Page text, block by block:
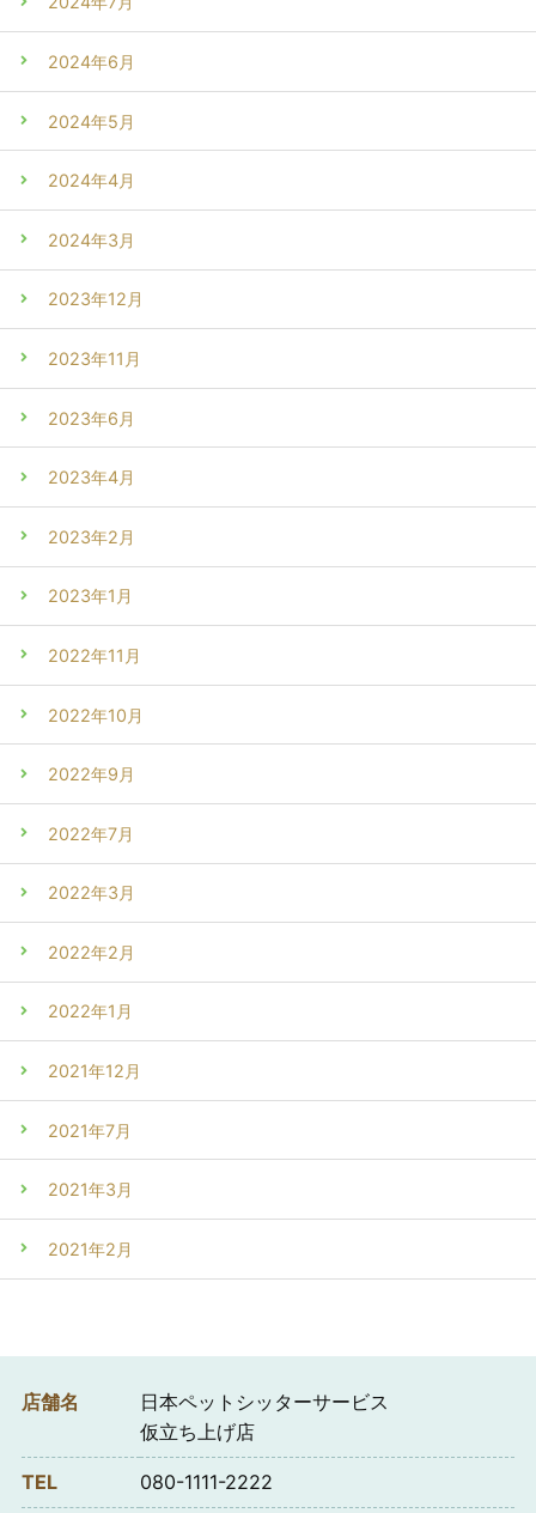
2024年6月
2024年5月
2024年4月
2024年3月
2023年12月
2023年11月
2023年6月
2023年4月
2023年2月
2023年1月
2022年11月
2022年10月
2022年9月
2022年7月
2022年3月
2022年2月
2022年1月
2021年12月
2021年7月
2021年3月
2021年2月
店舗名
日本ペットシッターサービス
仮立ち上げ店
TEL 080-1111-2222